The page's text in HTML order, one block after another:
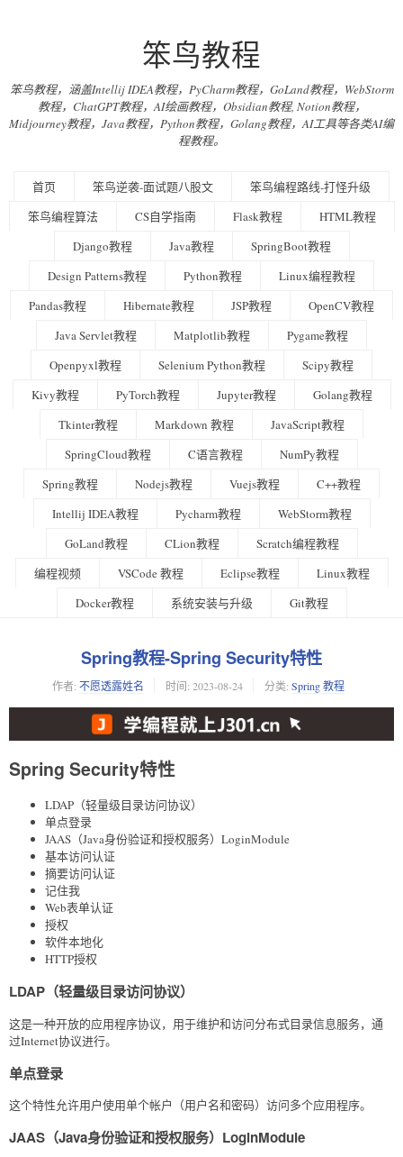
笨鸟教程
笨鸟教程，涵盖Intellij IDEA教程，PyCharm教程，GoLand教程，WebStorm
教程，ChatGPT教程，AI绘画教程，Obsidian教程, Notion教程，
Midjourney教程，Java教程，Python教程，Golang教程，AI工具等各类AI编
程教程。
首页 笨鸟逆袭-面试题八股文
笨鸟编程路线-打怪升级
笨鸟编程算法
CS自学指南 Flask教程
HTML教程
Django教程
Java教程
SpringBoot教程
Design Patterns教程
Python教程
Linux编程教程
Pandas教程
Hibernate教程 JSP教程
OpenCV教程
Java Servlet教程
Matplotlib教程
Pygame教程
Openpyxl教程
Selenium Python教程
Scipy教程
Kivy教程
PyTorch教程 Jupyter教程
Golang教程
Tkinter教程
Markdown 教程
JavaScript教程
SpringCloud教程
C语言教程
NumPy教程
Spring教程
Nodejs教程 Vuejs教程
C++教程
Intellij IDEA教程
Pycharm教程
WebStorm教程
GoLand教程
CLion教程
Scratch编程教程
编程视频
VSCode 教程 Eclipse教程
Linux教程
Docker教程
系统安装与升级 Git教程
Spring教程-Spring Security特性
作者: 不愿透露姓名 时间: 2023-08-24 分类: Spring 教程
Spring Security特性
LDAP（轻量级目录访问协议）
单点登录
JAAS（Java身份验证和授权服务）LoginModule
基本访问认证
摘要访问认证
记住我
Web表单认证
授权
软件本地化
HTTP授权
LDAP（轻量级目录访问协议）
这是一种开放的应用程序协议，用于维护和访问分布式目录信息服务，通
过Internet协议进行。
单点登录
这个特性允许用户使用单个帐户（用户名和密码）访问多个应用程序。
JAAS（Java身份验证和授权服务）LoginModule